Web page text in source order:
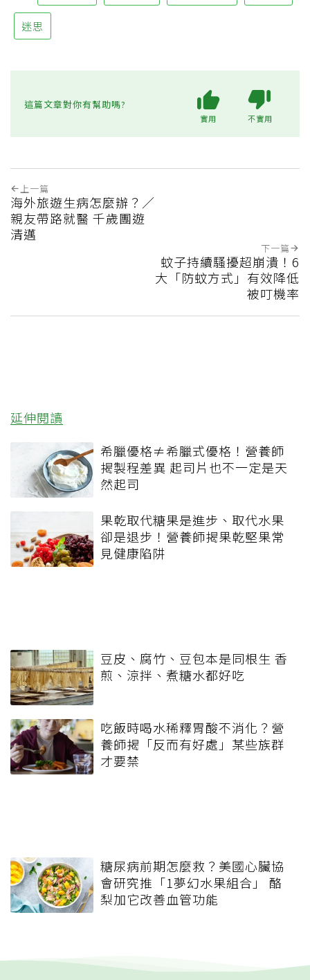
迷思
這篇文章對你有幫助嗎?
實用 不實用
上一篇
海外旅遊生病怎麼辦？／
親友帶路就醫 千歲團遊
清邁
下一篇
蚊子持續騷擾超崩潰！6
大「防蚊方式」有效降低
被叮機率
延伸閱讀
希臘優格≠希臘式優格！營養師
揭製程差異 起司片也不一定是天
然起司
果乾取代糖果是進步、取代水果
卻是退步！營養師揭果乾堅果常
見健康陷阱
豆皮、腐竹、豆包本是同根生 香
煎、涼拌、煮糖水都好吃
吃飯時喝水稀釋胃酸不消化？營
養師揭「反而有好處」某些族群
才要禁
糖尿病前期怎麼救？美國心臟協
會研究推「1夢幻水果組合」 酪
梨加它改善血管功能